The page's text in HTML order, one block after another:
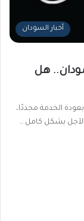
أخبار السودان
هل
الخدمة مجددًا،
بشكل كامل.…